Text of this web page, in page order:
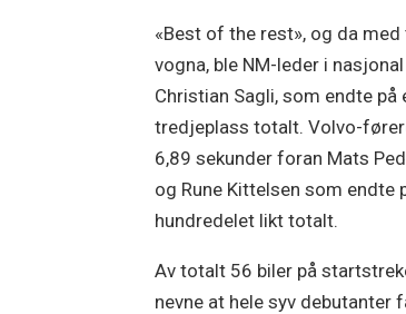
«Best of the rest», og da
vogna, ble NM-leder i
Christian Sagli, som endte på
tredjeplass totalt. Volvo-
6,89 sekunder foran Mats
og Rune Kittelsen som endte
hundredelet likt totalt.
Av totalt 56 biler på
nevne at hele syv debutanter